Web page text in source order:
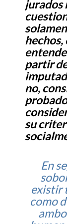
jurados
hechos,
partir
no,
su
En
existir
como